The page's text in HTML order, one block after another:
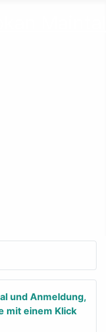
und Anmeldung,
mit einem Klick